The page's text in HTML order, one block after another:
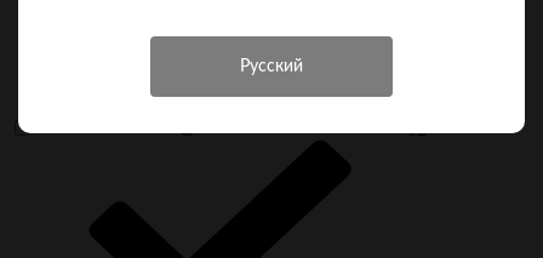
12